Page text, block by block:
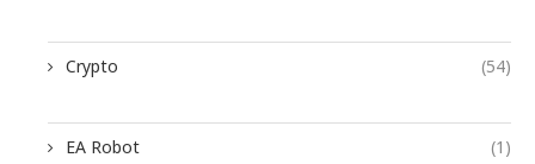
Crypto (54)
EA Robot (1)